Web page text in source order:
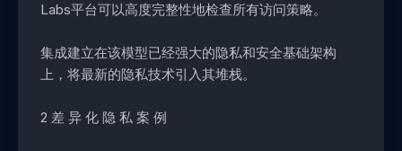
Labs平台可以高度完整性地检查所有访问策略。
集成建立在该模型已经强大的隐私和安全基础架构
上，将最新的隐私技术引入其堆栈。
2 差 异 化 隐 私 案 例